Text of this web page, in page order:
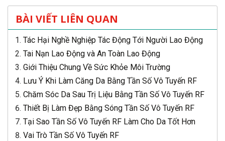
BÀI VIẾT LIÊN QUAN
Tác Hại Nghề Nghiệp Tác Động Tới Người Lao Động
Tai Nạn Lao Động và An Toàn Lao Động
Giới Thiệu Chung Về Sức Khỏe Môi Trường
Lưu Ý Khi Làm Căng Da Bằng Tần Số Vô Tuyến RF
Chăm Sóc Da Sau Trị Liệu Bằng Tần Số Vô Tuyến RF
Thiết Bị Làm Đẹp Bằng Sóng Tần Số Vô Tuyến RF
Tại Sao Tần Số Vô Tuyến RF Làm Cho Da Tốt Hơn
Vai Trò Tần Số Vô Tuyến RF